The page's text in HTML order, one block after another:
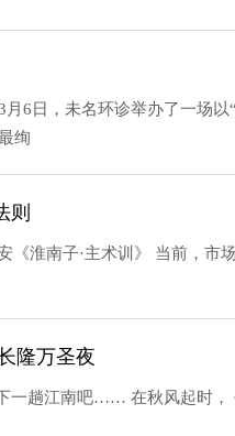
6日，未名环诊举办了一场
绚
则
淮南子·主术训》 当前，市
隆万圣夜